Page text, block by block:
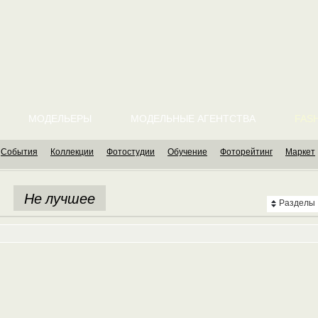
МОДЕЛЬЕРЫ МОДЕЛЬНЫЕ АГЕНТСТВА
События Коллекции Фотостудии Обучение Фоторейтинг Маркет
Разделы
Не лучшее